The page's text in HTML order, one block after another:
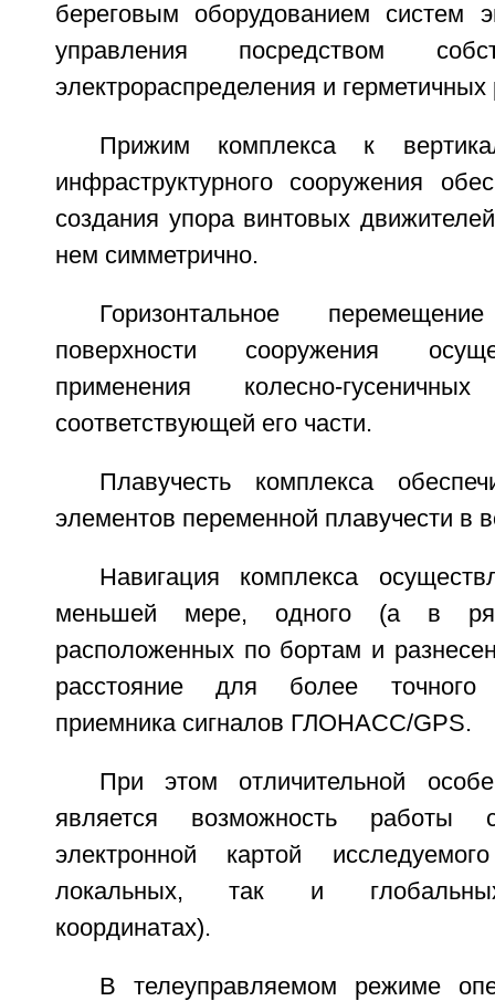
береговым оборудованием систем
управления посредством
электрораспределения и
Прижим комплекса к
инфраструктурного сооружения
создания упора винтовых
нем симметрично.
Горизонтальное
поверхности сооружения
применения колесно-
соответствующей его части.
Плавучесть комплекса
элементов переменной плавучести в
Навигация комплекса
меньшей мере, одного (а в
расположенных по бортам и
расстояние для более точного
приемника сигналов ГЛОНАСС/GPS.
При этом отличительной
является возможность работы
электронной картой
локальных, так и глобальных
координатах).
В телеуправляемом режиме